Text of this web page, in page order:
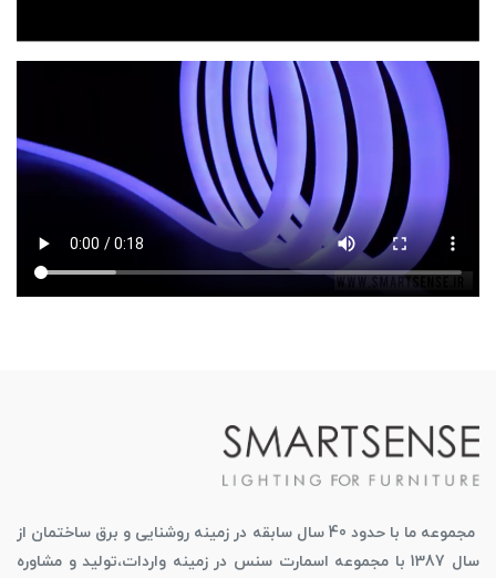
مجموعه ما با حدود 40 سال سابقه در زمینه روشنایی و برق ساختمان از
سال 1387 با مجموعه اسمارت سنس در زمینه واردات،تولید و مشاوره